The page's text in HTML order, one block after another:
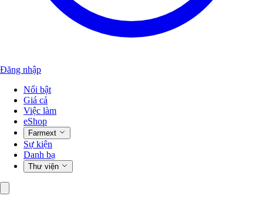
Đăng nhập
Nổi bật
Giá cả
Việc làm
eShop
Farmext
Sự kiện
Danh bạ
Thư viện